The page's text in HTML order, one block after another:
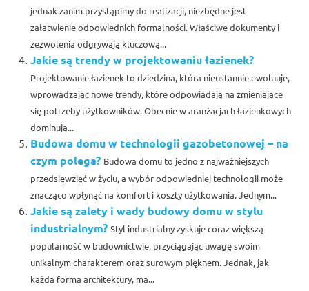
jednak zanim przystąpimy do realizacji, niezbędne jest
załatwienie odpowiednich formalności. Właściwe dokumenty i
zezwolenia odgrywają kluczową...
Jakie są trendy w projektowaniu łazienek?
Projektowanie łazienek to dziedzina, która nieustannie ewoluuje,
wprowadzając nowe trendy, które odpowiadają na zmieniające
się potrzeby użytkowników. Obecnie w aranżacjach łazienkowych
dominują...
Budowa domu w technologii gazobetonowej – na
czym polega? Budowa domu to jedno z najważniejszych
przedsięwzięć w życiu, a wybór odpowiedniej technologii może
znacząco wpłynąć na komfort i koszty użytkowania. Jednym...
Jakie są zalety i wady budowy domu w stylu
industrialnym? Styl industrialny zyskuje coraz większą
popularność w budownictwie, przyciągając uwagę swoim
unikalnym charakterem oraz surowym pięknem. Jednak, jak
każda forma architektury, ma...